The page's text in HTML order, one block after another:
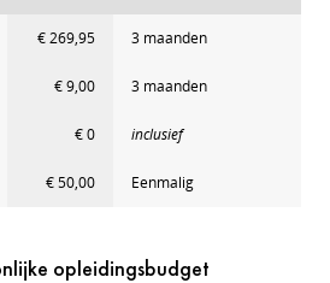
€ 269,95 3 maanden
€ 9,00 3 maanden
€ 0 inclusief
€ 50,00 Eenmalig
opleidingsbudget